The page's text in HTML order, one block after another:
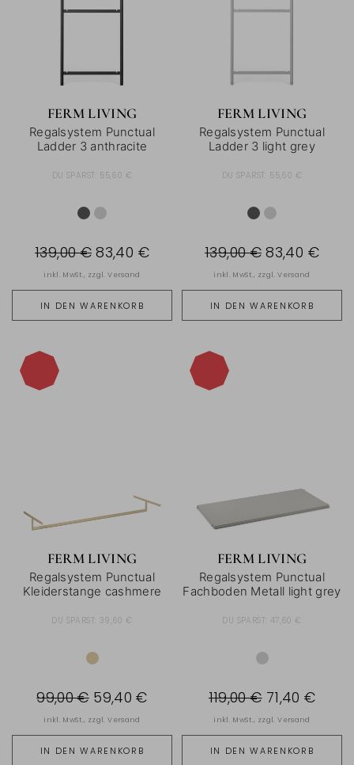
FERM LIVING
Regalsystem Punctual
Ladder 3 anthracite
DU SPARST: 55,60 €
IN DEN WARENKORB
139,00 € 83,40 €
inkl. MwSt., zzgl.Versand
FERM LIVING
Regalsystem Punctual
Ladder 3 light grey
DU SPARST: 55,60 €
IN DEN WARENKORB
139,00 € 83,40 €
inkl. MwSt., zzgl.Versand
FERM LIVING
Regalsystem Punctual
Kleiderstange cashmere
DU SPARST: 39,60 €
IN DEN WARENKORB
99,00 € 59,40 €
inkl. MwSt., zzgl.Versand
FERM LIVING
Regalsystem Punctual
Fachboden Metall light grey
DU SPARST: 47,60 €
IN DEN WARENKORB
119,00 € 71,40 €
inkl. MwSt., zzgl.Versand